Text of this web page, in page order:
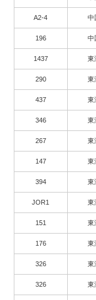
A2-4 中
196 中
1437 東
290 東
437 東
346 東
267 東
147 東
394 東
JOR1 東
151 東
176 東
326 東
326 東